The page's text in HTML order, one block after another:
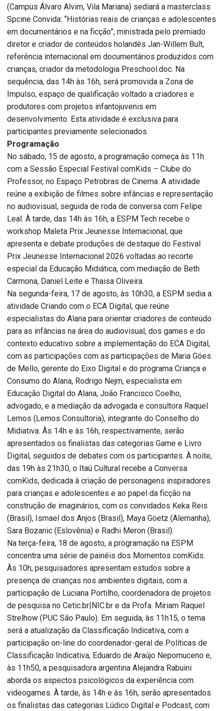
(Campus Álvaro Alvim, Vila Mariana) sediará a masterclass
Spcine Convida: “Histórias reais de crianças e adolescentes
em documentários e na ficção”, ministrada pelo premiado
diretor e criador de conteúdos holandês Jan-Willem Bult,
referência internacional em documentários produzidos com
crianças, criador da metodologia Preschool.doc. Na
sequência, das 14h às 16h, será promovida a Zona de
Impulso, espaço de qualificação voltado a criadores e
produtores com projetos infantojuvenis em
desenvolvimento. Esta atividade é exclusiva para
participantes previamente selecionados.
Programação
No sábado, 15 de agosto, a programação começa às 11h
com a Sessão Especial Festival comKids – Clube do
Professor, no Espaço Petrobras de Cinema. A atividade
reúne a exibição de filmes sobre infâncias e representação
no audiovisual, seguida de roda de conversa com Felipe
Leal. À tarde, das 14h às 16h, a ESPM Tech recebe o
workshop Maleta Prix Jeunesse Internacional, que
apresenta e debate produções de destaque do Festival
Prix Jeunesse Internacional 2026 voltadas ao recorte
especial da Educação Midiática, com mediação de Beth
Carmona, Daniel Leite e Thaisa Oliveira.
Na segunda-feira, 17 de agosto, às 10h30, a ESPM sedia a
atividade Criando com o ECA Digital, que reúne
especialistas do Alana para orientar criadores de conteúdo
para as infâncias na área do audiovisual, dos games e do
contexto educativo sobre a implementação do ECA Digital,
com as participações com as participações de Maria Góes
de Mello, gerente do Eixo Digital e do programa Criança e
Consumo do Alana, Rodrigo Nejm, especialista em
Educação Digital do Alana, João Francisco Coelho,
advogado, e a mediação da advogada e consultora Raquel
Lemos (Lemos Consultoria), integrante do Conselho do
Midiativa. Às 14h e às 16h, respectivamente, serão
apresentados os finalistas das categorias Game e Livro
Digital, seguidos de debates com os participantes. À noite,
das 19h às 21h30, o Itaú Cultural recebe a Conversa
comKids, dedicada à criação de personagens inspiradores
para crianças e adolescentes e ao papel da ficção na
construção de imaginários, com os convidados Keka Reis
(Brasil), Ismael dos Anjos (Brasil), Maya Göetz (Alemanha),
Sara Bozanic (Eslovênia) e Radhi Meron (Brasil).
Na terça-feira, 18 de agosto, a programação na ESPM
concentra uma série de painéis dos Momentos comKids.
Às 10h, pesquisadores apresentam estudos sobre a
presença de crianças nos ambientes digitais, com a
participação de Luciana Portilho, coordenadora de projetos
de pesquisa no Cetic.br|NIC.br e da Profa. Miriam Raquel
Strelhow (PUC São Paulo). Em seguida, às 11h15, o tema
será a atualização da Classificação Indicativa, com a
participação on-line do coordenador-geral de Políticas de
Classificação Indicativa, Eduardo de Araújo Nepomuceno e,
às 11h50, a pesquisadora argentina Alejandra Rabuini
aborda os aspectos psicológicos da experiência com
videogames. À tarde, às 14h e às 16h, serão apresentados
os finalistas das categorias Lúdico Digital e Podcast, com